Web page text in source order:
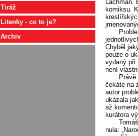
Tiráž
Litenky - co to je?
Archiv
Lachman.
komiksu.
Chyběl
pouze o
vydaný při
není
čekáte na
autor
ukázala
až
kurátora
nula: